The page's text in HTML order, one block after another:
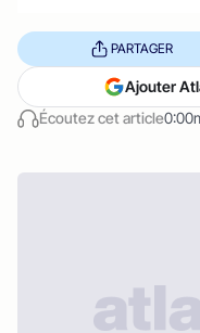
Écoutez cet article
PARTAGER
Ajouter